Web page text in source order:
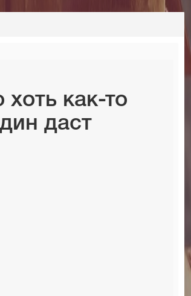
как-то
даст